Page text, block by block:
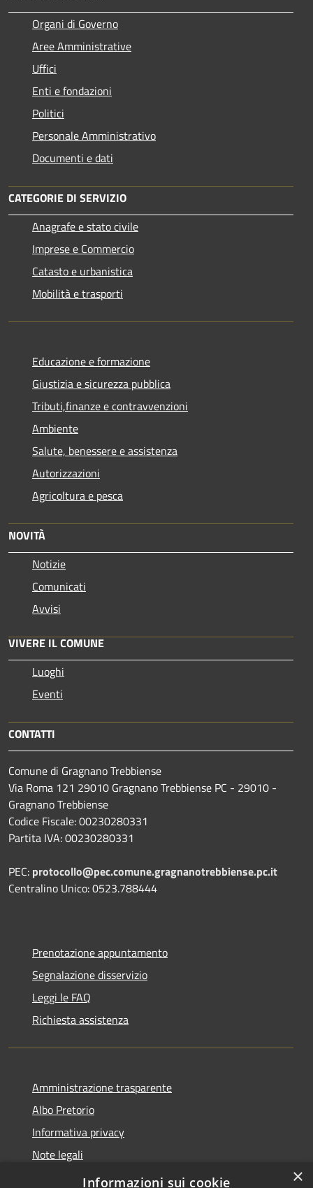
Organi di Governo
Aree Amministrative
Uffici
Enti e fondazioni
Politici
Personale Amministrativo
Documenti e dati
CATEGORIE DI SERVIZIO
Anagrafe e stato civile
Imprese e Commercio
Catasto e urbanistica
Mobilità e trasporti
Educazione e formazione
Giustizia e sicurezza pubblica
Tributi,finanze e contravvenzioni
Ambiente
Salute, benessere e assistenza
Autorizzazioni
Agricoltura e pesca
NOVITÀ
Notizie
Comunicati
Avvisi
VIVERE IL COMUNE
Luoghi
Eventi
CONTATTI
Comune di Gragnano Trebbiense
Via Roma 121 29010 Gragnano Trebbiense PC - 29010 -
Gragnano Trebbiense
Codice Fiscale: 00230280331
Partita IVA: 00230280331
PEC: protocollo@pec.comune.gragnanotrebbiense.pc.it
Centralino Unico: 0523.788444
Prenotazione appuntamento
Segnalazione disservizio
Leggi le FAQ
Richiesta assistenza
Amministrazione trasparente
Albo Pretorio
Informativa privacy
Note legali
Dichiarazione di accessibilità
×
Informazioni sui cookie